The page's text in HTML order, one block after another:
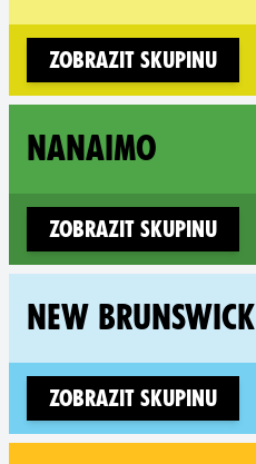
Zobrazit skupinu
NANAIMO
Zobrazit skupinu
NEW BRUNSWICK
Zobrazit skupinu